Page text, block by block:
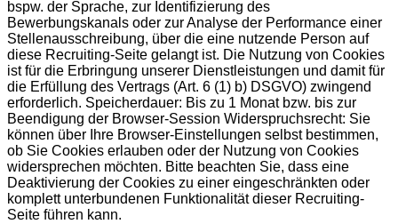
bspw. der Sprache, zur Identifizierung des
Bewerbungskanals oder zur Analyse der Performance einer
Stellenausschreibung, über die eine nutzende Person auf
diese Recruiting-Seite gelangt ist. Die Nutzung von Cookies
ist für die Erbringung unserer Dienstleistungen und damit für
die Erfüllung des Vertrags (Art. 6 (1) b) DSGVO) zwingend
erforderlich. Speicherdauer: Bis zu 1 Monat bzw. bis zur
Beendigung der Browser-Session Widerspruchsrecht: Sie
können über Ihre Browser-Einstellungen selbst bestimmen,
ob Sie Cookies erlauben oder der Nutzung von Cookies
widersprechen möchten. Bitte beachten Sie, dass eine
Deaktivierung der Cookies zu einer eingeschränkten oder
komplett unterbundenen Funktionalität dieser Recruiting-
Seite führen kann.